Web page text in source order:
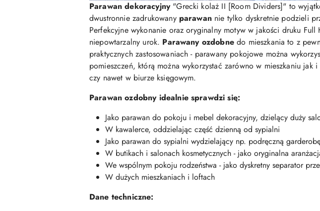
Parawan dekoracyjny"Grecki kolaż II [Room Dividers]" to
dwustronnie zadrukowany parawannie tylko dyskretnie podzieli
Perfekcyjne wykonanie oraz oryginalny motyw w jakości druku
niepowtarzalny urok. Parawany ozdobnedo mieszkania to z
praktycznych zastosowaniach - parawany pokojowe można
pomieszczeń, którą można wykorzystać zarówno w mieszkaniu jak
czy nawet w biurze księgowym.
Parawan ozdobny idealnie sprawdzi się:
Jako parawan do pokoju i mebel dekoracyjny, dzielący duży
W kawalerce, oddzielając część dzienną od sypialni
Jako parawan do sypialni wydzielający np. podręczną
W butikach i salonach kosmetycznych - jako oryginalna
We wspólnym pokoju rodzeństwa - jako dyskretny separator
W dużych mieszkaniach i loftach
Dane techniczne: